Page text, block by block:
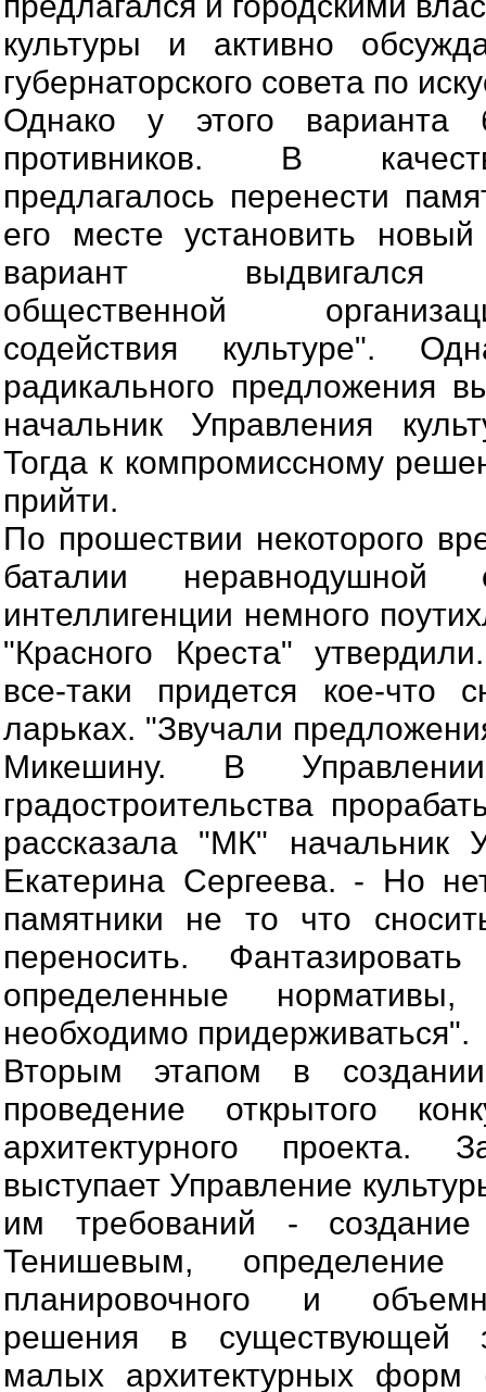
культуры и активно
губернаторского совета по
Однако у этого
противников. В
предлагалось перенести
его месте установить
вариант выдвигался
общественной
содействия культуре".
радикального предложения
начальник Управления
Тогда к компромиссному
прийти.
По прошествии некоторого
баталии неравнодушной
интеллигенции немного
"Красного Креста"
все-таки придется кое-что
ларьках. "Звучали
Микешину. В
градостроительства
рассказала "МК" начальник
Екатерина Сергеева. - Но
памятники не то что
переносить.
определенные
необходимо придерживаться".
Вторым этапом в
проведение открытого
архитектурного проекта.
выступает Управление
им требований -
Тенишевым, определение
планировочного и
решения в существующей
малых архитектурных форм